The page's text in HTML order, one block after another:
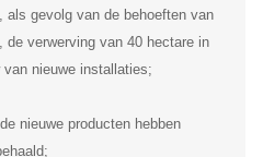
gevolg van de behoeften van
verwerving van 40 hectare in
nieuwe installaties;
nieuwe producten hebben